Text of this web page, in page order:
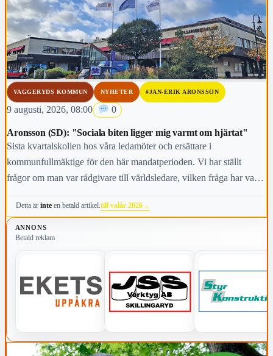
VAGGERYDS KOMMUN NYHETER #JAN-ERIK ARONSSON
9 augusti, 2026, 08:00 0
Aronsson (SD): "Sociala biten ligger mig varmt om hjärtat"
Sista kvartalskollen hos våra ledamöter och ersättare i
kommunfullmäktige för den här mandatperioden. Vi har ställt
frågor om man var rådgivare till världsledare, vilken fråga har varit
viktigast för kommunens invånare i höst och vem anses vara den
mest kända personen i kommunen.
Detta ärinte en betald artikel.till valår 2026→
ANNONS
Betald reklam